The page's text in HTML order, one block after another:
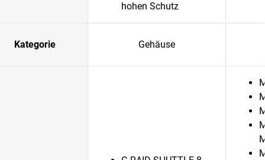
hohen Schutz
Kategorie Gehäuse